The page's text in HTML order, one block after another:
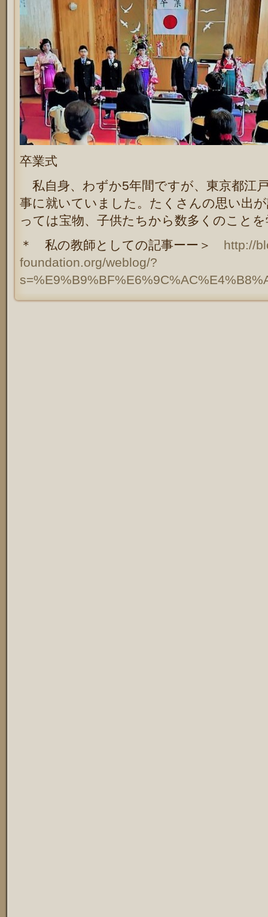
卒業式
私自身、わずか5年間ですが、東京都江
事に就いていました。たくさんの思い出
っては宝物、子供たちから数多くのこと
＊ 私の教師としての記事ーー＞ http://
foundation.org/weblog/?